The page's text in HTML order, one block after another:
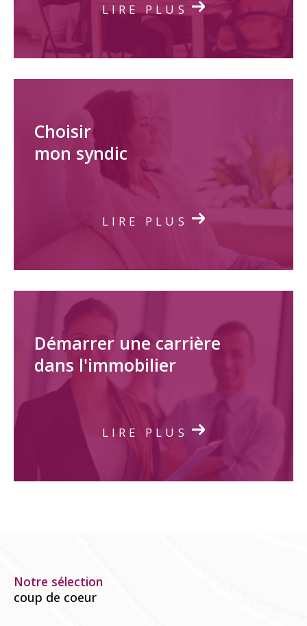
LIRE PLUS
Choisir
mon syndic
LIRE PLUS
Démarrer une carrière
dans l'immobilier
LIRE PLUS
Notre sélection
coup de coeur